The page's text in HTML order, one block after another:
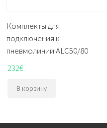
Комплекты для
подключения к
пневмолинии ALC50/80
232€
В корзину